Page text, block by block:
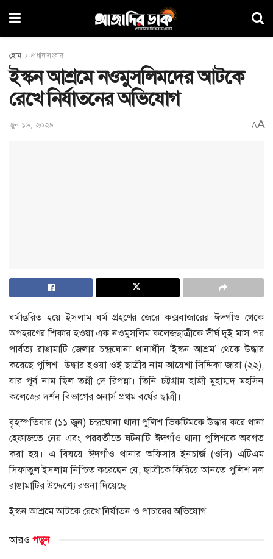
হোম প্রধান সংবাদ
ইস্কন আশ্রমে নওমুসলিমদের আটকে
রেখে নির্যাতনের অভিযোগ
জুন ১৬, ২০২৬ AA
ধর্মান্তরিত হয়ে ইসলাম ধর্ম গ্রহণের জেরে কক্সবাজারের ঈদগাঁও থেকে
অপহরণের শিকার হওয়া এক নওমুসলিম কলেজছাত্রীকে দীর্ঘ দুই মাস পর
পার্বত্য রাঙামাটি জেলার চন্দ্রঘোনা থানাধীন ‘ইস্কন আশ্রম’ থেকে উদ্ধার
করেছে পুলিশ। উদ্ধার হওয়া ওই ছাত্রীর নাম আয়েশা সিদ্দিকা জারা (২২),
যার পূর্ব নাম ছিল তন্নী দে রিপন্না। তিনি চট্টগ্রাম হাজী মুহাম্মদ মহসিন
কলেজের দর্শন বিভাগের অনার্স প্রথম বর্ষের ছাত্রী।
বৃহস্পতিবার (১১ জুন) চন্দ্রঘোনা থানা পুলিশ ভিকটিমকে উদ্ধার করে থানা
হেফাজতে নেয় এবং পরবর্তীতে ঘটনাটি ঈদগাঁও থানা পুলিশকে অবগত
করা হয়। এ বিষয়ে ঈদগাঁও থানার অফিসার ইনচার্জ (ওসি) এটিএম
সিফাতুল ইসলাম নিশ্চিত করেছেন যে, ছাত্রীকে ফিরিয়ে আনতে পুলিশ দল
রাঙামাটির উদ্দেশ্যে রওনা দিয়েছে।
ইস্কন আশ্রমে আটকে রেখে নির্যাতন ও পাচারের অভিযোগ
আরও পড়ুন